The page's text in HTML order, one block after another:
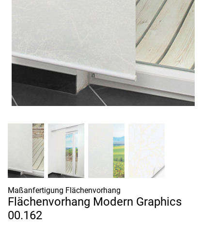
Maßanfertigung Flächenvorhang
Flächenvorhang Modern Graphics
00.162